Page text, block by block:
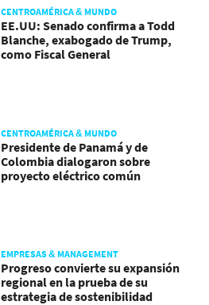
CENTROAMÉRICA & MUNDO
EE.UU: Senado confirma a Todd
Blanche, exabogado de Trump,
como Fiscal General
CENTROAMÉRICA & MUNDO
Presidente de Panamá y de
Colombia dialogaron sobre
proyecto eléctrico común
EMPRESAS & MANAGEMENT
Progreso convierte su expansión
regional en la prueba de su
estrategia de sostenibilidad